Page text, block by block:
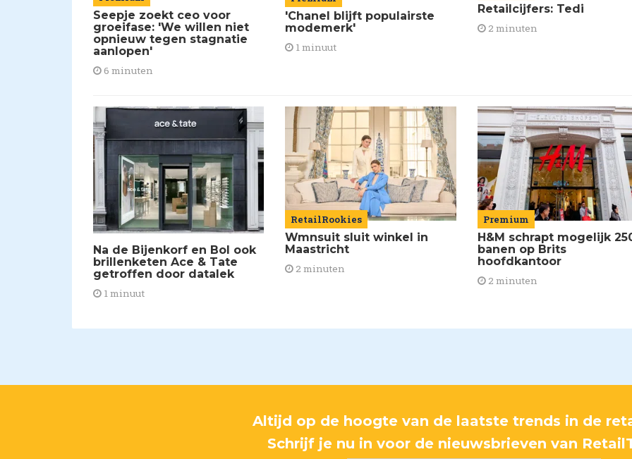
Seepje zoekt ceo voor
groeifase: 'We willen niet
opnieuw tegen stagnatie
aanlopen'
6 minuten
'Chanel blijft populairste
modemerk'
1 minuut
Retailcijfers: Tedi
2 minuten
Na de Bijenkorf en Bol ook
brillenketen Ace & Tate
getroffen door datalek
1 minuut
RetailRookies
Wmnsuit sluit winkel in
Maastricht
2 minuten
Premium
H&M schrapt mogelijk
banen op Brits
hoofdkantoor
2 minuten
Altijd op de hoogte van de laatste trends in de
Schrijf je nu in voor de nieuwsbrieven van